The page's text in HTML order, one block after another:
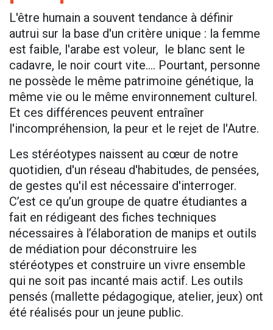
L'être humain a souvent tendance à définir
autrui sur la base d'un critère unique : la femme
est faible, l'arabe est voleur, le blanc sent le
cadavre, le noir court vite.... Pourtant, personne
ne possède le même patrimoine génétique, la
même vie ou le même environnement culturel.
Et ces différences peuvent entraîner
l'incompréhension, la peur et le rejet de l'Autre.
Les stéréotypes naissent au cœur de notre
quotidien, d'un réseau d'habitudes, de pensées,
de gestes qu'il est nécessaire d'interroger.
C’est ce qu’un groupe de quatre étudiantes a
fait en rédigeant des fiches techniques
nécessaires à l’élaboration de manips et outils
de médiation pour déconstruire les
stéréotypes et construire un vivre ensemble
qui ne soit pas incanté mais actif. Les outils
pensés (mallette pédagogique, atelier, jeux) ont
été réalisés pour un jeune public.